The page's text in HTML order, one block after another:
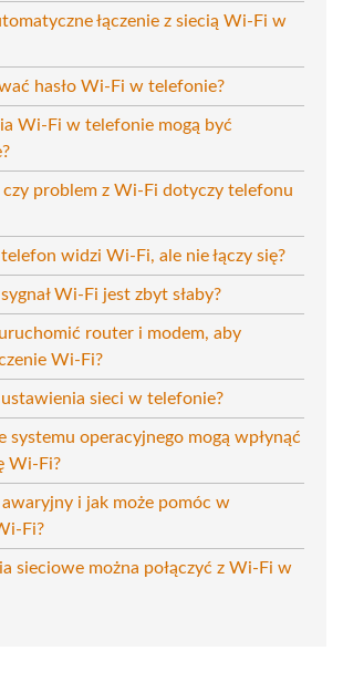
łączenie z siecią Wi-Fi w
hasło Wi-Fi w telefonie?
Wi-Fi w telefonie mogą być
czy problem z Wi-Fi dotyczy telefonu
widzi Wi-Fi, ale nie łączy się?
Wi-Fi jest zbyt słaby?
router i modem, aby
Wi-Fi?
sieci w telefonie?
systemu operacyjnego mogą wpłynąć
Wi-Fi?
i jak może pomóc w
Fi?
sieciowe można połączyć z Wi-Fi w